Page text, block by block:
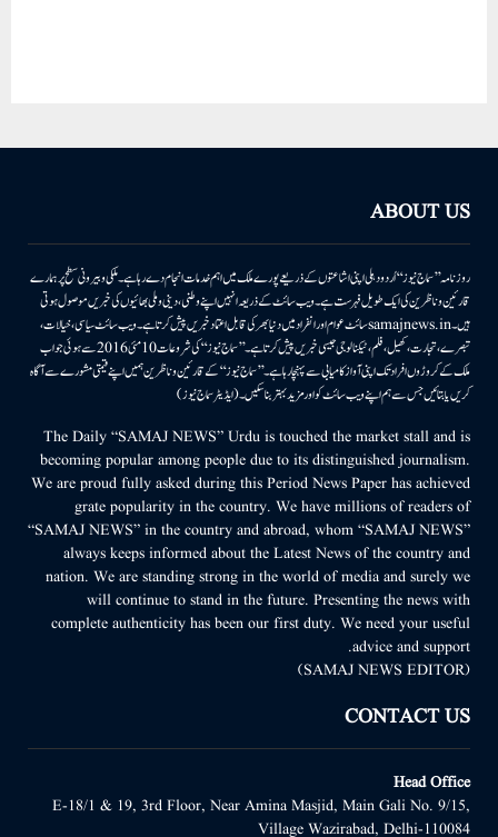
ABOUT US
روزنامہ ’’سماج نیوز‘‘ اُردو دہلی اپنی اشاعتوں کے ذریعے پورے ملک میں اہم خدمات انجام دے رہا ہے۔ ملکی وبیرونی سطح پر ہمارے
قارئین وناظرین کی ایک طویل فہرست ہے۔ ویب سائٹ کے ذریعہ انہیں اپنے وطنی، دینی وملی بھائیوں کی خبریں موصول ہوتی
ہیں۔samajnews.inسائٹ عوام اور انفراد میں دنیا بھر کی قابل اعتماد خبریں پیش کرتا ہے۔ ویب سائٹ سیاسی، خیالات،
تبصرے، تجارت، کھیل، فلم، ٹیکنالوجی جیسی خبریں پیش کرتا ہے۔ ’’سماج نیوز‘‘ کی شروعات 10مئی 2016 سے ہوئی جو اب
ملک کے کروڑوں افراد تک اپنی آواز کامیابی سے پہنچا رہا ہے۔ ’’سماج نیوز‘‘ کے قارئین وناظرین ہمیں اپنے قیمتی مشورے سے آگاہ
کریں یا بتائیں جس سے ہم اپنے ویب سائٹ کو اور مزید بہتر بناسکیں۔ (ایڈیٹر سماج نیوز)
The Daily “SAMAJ NEWS” Urdu is touched the market stall and is
becoming popular among people due to its distinguished journalism.
We are proud fully asked during this Period News Paper has achieved
grate popularity in the country. We have millions of readers of
“SAMAJ NEWS” in the country and abroad, whom “SAMAJ NEWS”
always keeps informed about the Latest News of the country and
nation. We are standing strong in the world of media and surely we
will continue to stand in the future. Presenting the news with
complete authenticity has been our first duty. We need your useful
advice and support.
(SAMAJ NEWS EDITOR)
CONTACT US
Head Office
E-18/1 & 19, 3rd Floor, Near Amina Masjid, Main Gali No. 9/15,
Village Wazirabad, Delhi-110084